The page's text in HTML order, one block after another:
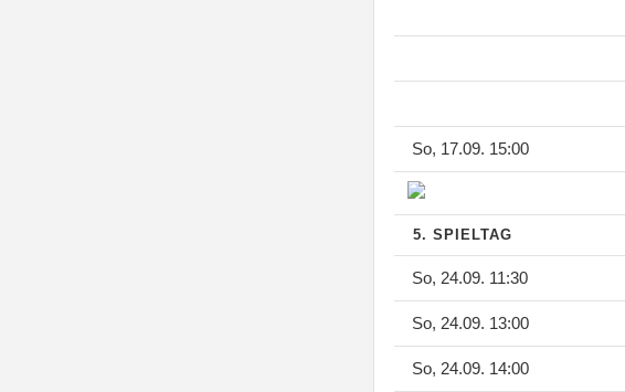
So, 17.09. 15:00
5. SPIELTAG
So, 24.09. 11:30
So, 24.09. 13:00
So, 24.09. 14:00